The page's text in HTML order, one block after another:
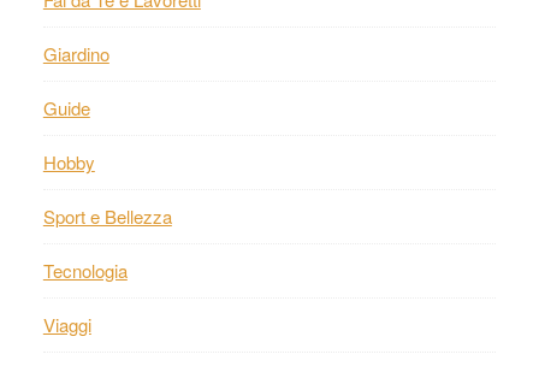
Giardino
Guide
Hobby
Sport e Bellezza
Tecnologia
Viaggi